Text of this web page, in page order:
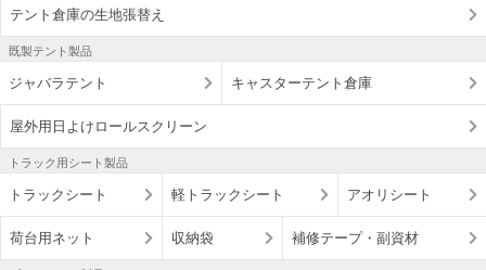
テント倉庫の生地張替え
既製テント製品
ジャバラテント キャスターテント倉庫
屋外用日よけロールスクリーン
トラック用シート製品
トラックシート 軽トラックシート アオリシート
荷台用ネット 収納袋 補修テープ・副資材